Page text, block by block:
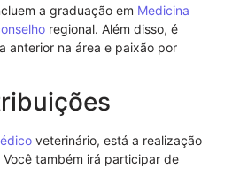
a graduação em Medicina
regional. Além disso, é
anterior na área e paixão por
veterinário, está a realização
Você também irá participar de